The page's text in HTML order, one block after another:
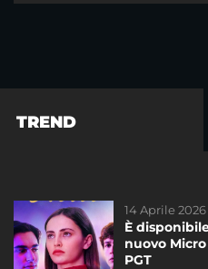
TREND
14 Aprile 2026
È
nuovo
PGT
30 Marzo 2021
La nuova